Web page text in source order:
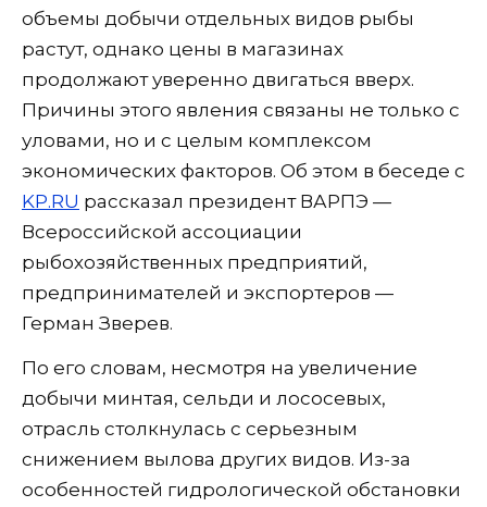
объемы добычи отдельных видов рыбы
растут, однако цены в магазинах
продолжают уверенно двигаться вверх.
Причины этого явления связаны не только с
уловами, но и с целым комплексом
экономических факторов. Об этом в беседе с
KP.RU рассказал президент ВАРПЭ —
Всероссийской ассоциации
рыбохозяйственных предприятий,
предпринимателей и экспортеров —
Герман Зверев.
По его словам, несмотря на увеличение
добычи минтая, сельди и лососевых,
отрасль столкнулась с серьезным
снижением вылова других видов. Из-за
особенностей гидрологической обстановки